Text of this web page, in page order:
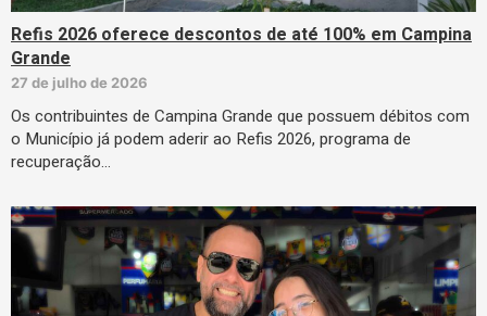
Refis 2026 oferece descontos de até 100% em Campina
Grande
27 de julho de 2026
Os contribuintes de Campina Grande que possuem débitos com
o Município já podem aderir ao Refis 2026, programa de
recuperação…